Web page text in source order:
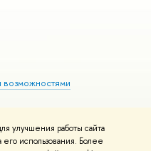
улучшения работы сайта
использования. Более
возможностями